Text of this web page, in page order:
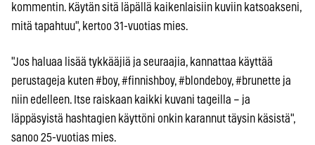
kommentin. Käytän sitä läpällä kaikenlaisiin kuviin katsoakseni,
mitä tapahtuu", kertoo 31-vuotias mies.
"Jos haluaa lisää tykkääjiä ja seuraajia, kannattaa käyttää
perustageja kuten #boy, #finnishboy, #blondeboy, #brunette ja
niin edelleen. Itse raiskaan kaikki kuvani tageilla – ja
läppäsyistä hashtagien käyttöni onkin karannut täysin käsistä",
sanoo 25-vuotias mies.